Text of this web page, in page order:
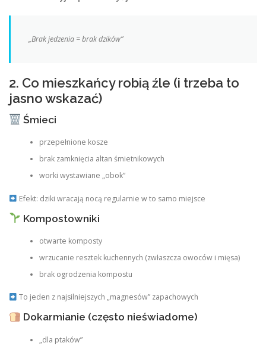
„Brak jedzenia = brak dzików”
2. Co mieszkańcy robią źle (i trzeba to
jasno wskazać)
Śmieci
przepełnione kosze
brak zamknięcia altan śmietnikowych
worki wystawiane „obok”
Efekt: dziki wracają nocą regularnie w to samo miejsce
Kompostowniki
otwarte komposty
wrzucanie resztek kuchennych (zwłaszcza owoców i mięsa)
brak ogrodzenia kompostu
To jeden z najsilniejszych „magnesów” zapachowych
Dokarmianie (często nieświadome)
„dla ptaków”